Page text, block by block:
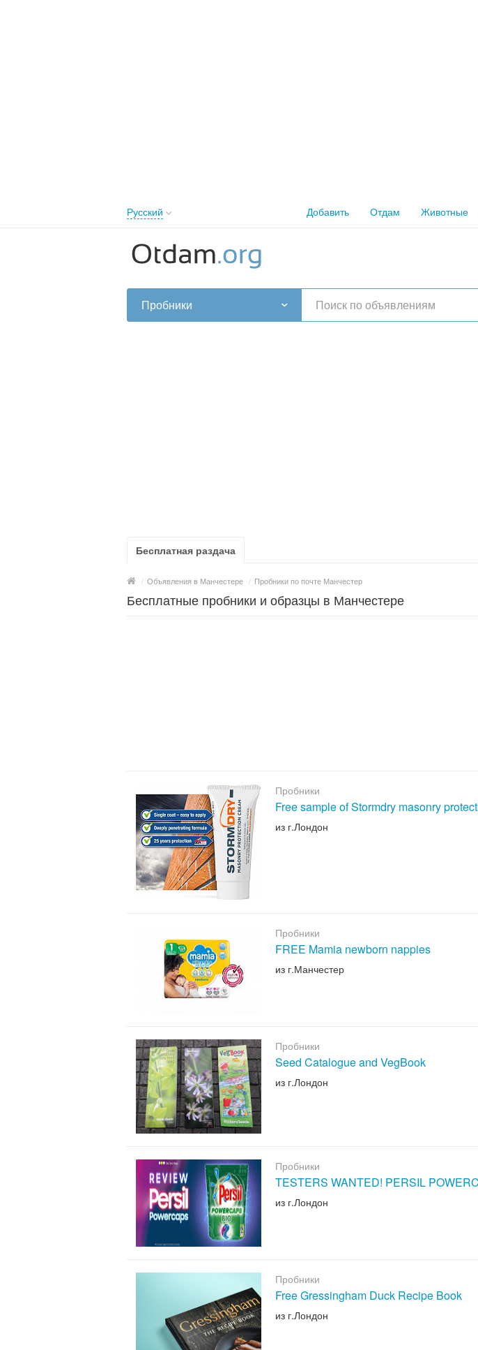
Русский
English
Русский
Українська
Добавить Отдам Животные
Пробники
Бесплатная раздача
/ Объявления в Манчестере / Пробники по почте Манчестер
Бесплатные пробники и образцы в Манчестере
Пробники
Free sample of Stormdry masonry
из г.Лондон
Пробники
FREE Mamia newborn nappies
из г.Манчестер
Пробники
Seed Catalogue and VegBook
из г.Лондон
Пробники
TESTERS WANTED! PERSIL
из г.Лондон
Пробники
Free Gressingham Duck Recipe Book
из г.Лондон